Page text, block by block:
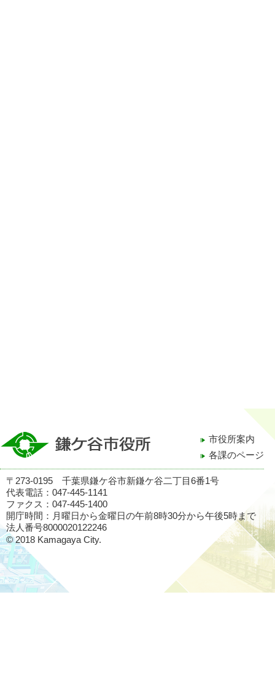
市役所案内
各課のページ
〒273-0195 千葉県鎌ケ谷市新鎌ケ谷二丁目6番1号
代表電話：047-445-1141
ファクス：047-445-1400
開庁時間：月曜日から金曜日の午前8時30分から午後5時まで
法人番号8000020122246
© 2018 Kamagaya City.